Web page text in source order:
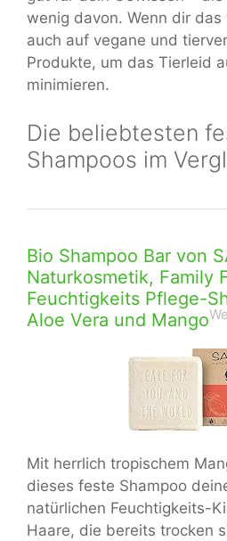
wenig davon. Wenn dir
auch auf vegane und
Produkte, um das Tierleid
minimieren.
Die beliebtesten
Shampoos im
Bio Shampoo Bar von
Naturkosmetik, Family
Feuchtigkeits Pflege-
Aloe Vera und Mango
Mit herrlich tropischem
dieses feste Shampoo
natürlichen Feuchtigkeits-
Haare, die bereits trocken